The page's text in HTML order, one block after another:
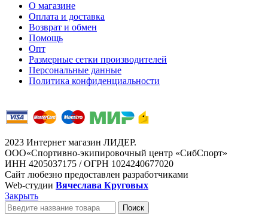
О магазине
Оплата и доставка
Возврат и обмен
Помощь
Опт
Размерные сетки производителей
Персональные данные
Политика конфиденциальности
2023 Интернет магазин ЛИДЕР.
ООО«Спортивно-экипировочный центр «СибСпорт»
ИНН 4205037175 / ОГРН 1024240677020
Сайт любезно предоставлен разработчиками
Web-студии Вячеслава Круговых
Закрыть
Поиск